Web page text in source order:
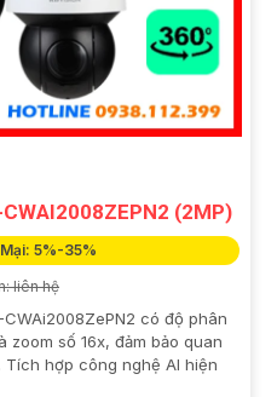
(2MP)
5%-35%
liên hệ
có độ phân
zoom số 16x, đảm bảo quan
hợp công nghệ AI hiện